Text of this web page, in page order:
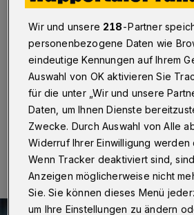
·
Mitarbeiter des
Rettungsdienstes haben am
einen jungen Turmfalken aus einer
befreit.
29.06.2023 , 17:15 Uhr Eine Minute
Wir und unsere 218-Partner
personenbezogene Daten wie
eindeutige Kennungen auf Ihrem
Auswahl von OK aktivieren Sie
für die unter „Wir und unsere
Daten, um Ihnen Dienste
Zwecke. Durch Auswahl von Alle
Widerruf Ihrer Einwilligung
Wenn Tracker deaktiviert sind,
Anzeigen möglicherweise nicht
Sie. Sie können dieses Menü
um Ihre Einstellungen zu ändern